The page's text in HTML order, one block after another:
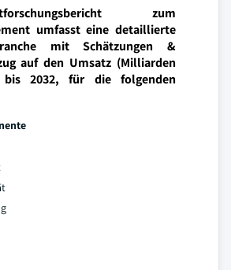
zum
umfasst eine detaillierte
mit Schätzungen &
auf den Umsatz (Milliarden
bis 2032, für die folgenden